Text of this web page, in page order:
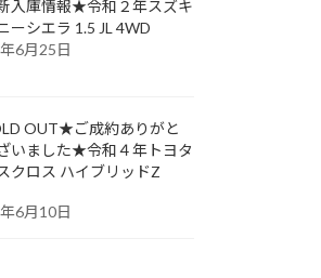
入庫情報★令和２年スズキ
ーシエラ 1.5 JL 4WD
6月25日
OUT★ご成約ありがと
いました★令和４年トヨタ
クロス ハイブリッドZ
6月10日